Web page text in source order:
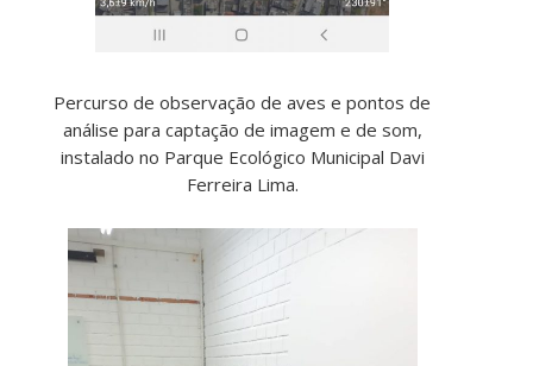
Percurso de observação de aves e pontos de
análise para captação de imagem e de som,
instalado no Parque Ecológico Municipal Davi
Ferreira Lima.